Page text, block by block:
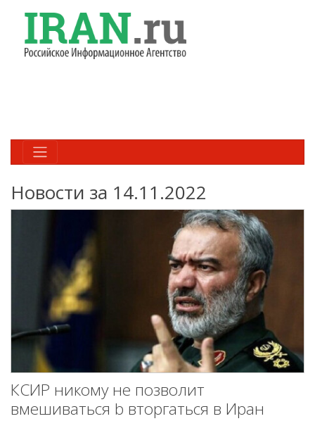
Новости за 14.11.2022
КСИР никому не позволит
вмешиваться b вторгаться в Иран